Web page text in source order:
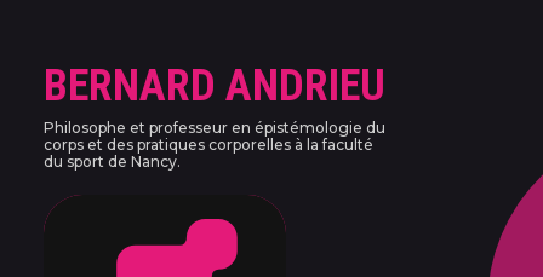
BERNARD ANDRIEU
Philosophe et professeur en épistémologie du
corps et des pratiques corporelles à la faculté
du sport de Nancy.